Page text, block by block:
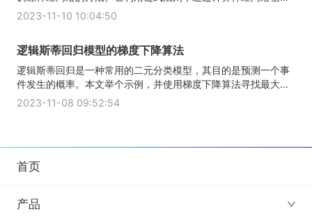
2023-11-10 10:04:50
逻辑斯蒂回归模型的梯度下降算法
逻辑斯蒂回归是一种常用的二元分类模型，其目的是预测一个事
件发生的概率。本文举个示例，并使用梯度下降算法寻找最大...
2023-11-08 09:52:54
首页
产品